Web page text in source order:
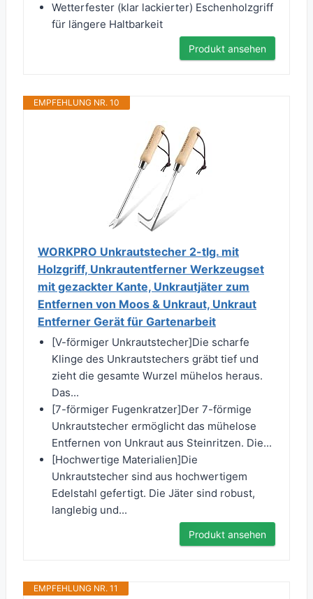
Wetterfester (klar lackierter) Eschenholzgriff
für längere Haltbarkeit
Produkt ansehen
EMPFEHLUNG NR. 10
WORKPRO Unkrautstecher 2-tlg. mit
Holzgriff, Unkrautentferner Werkzeugset
mit gezackter Kante, Unkrautjäter zum
Entfernen von Moos & Unkraut, Unkraut
Entferner Gerät für Gartenarbeit
[V-förmiger Unkrautstecher]Die scharfe
Klinge des Unkrautstechers gräbt tief und
zieht die gesamte Wurzel mühelos heraus.
Das...
[7-förmiger Fugenkratzer]Der 7-förmige
Unkrautstecher ermöglicht das mühelose
Entfernen von Unkraut aus Steinritzen. Die...
[Hochwertige Materialien]Die
Unkrautstecher sind aus hochwertigem
Edelstahl gefertigt. Die Jäter sind robust,
langlebig und...
Produkt ansehen
EMPFEHLUNG NR. 11